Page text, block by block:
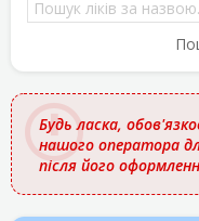
ліків
назвою
Будь ласка,
нашого оператора
після його